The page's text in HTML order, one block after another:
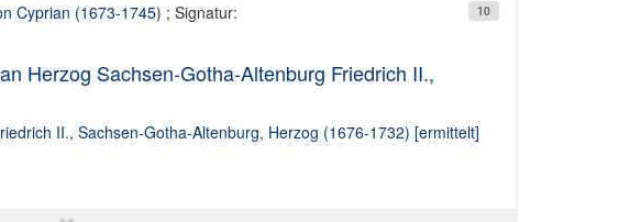
10
Cyprian (1673-1745) ; Signatur:
Herzog Sachsen-Gotha-Altenburg Friedrich II.,
II., Sachsen-Gotha-Altenburg, Herzog (1676-1732) [ermittelt]